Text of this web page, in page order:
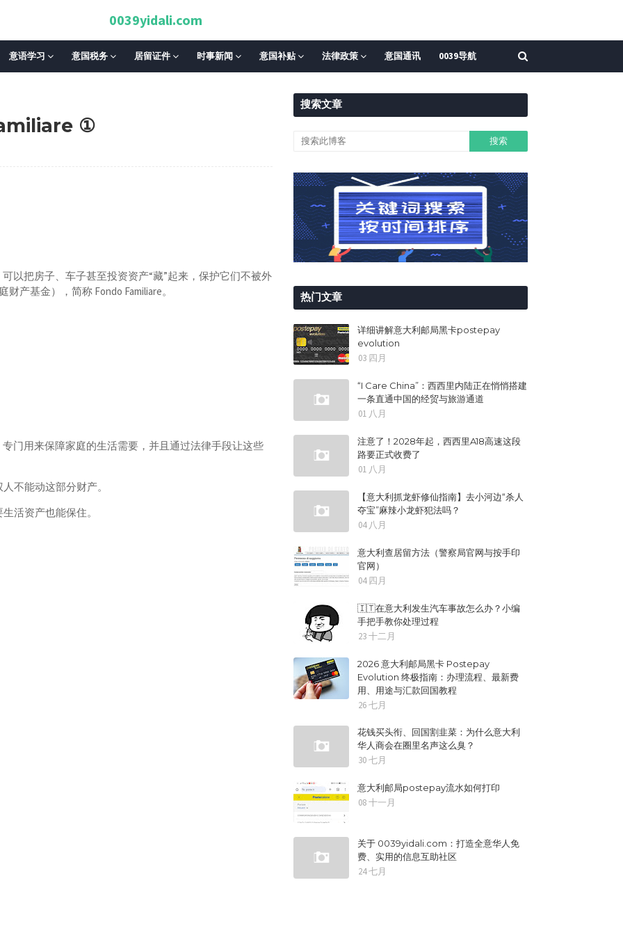
0039yidali.com
意语学习 意国税务 居留证件 时事新闻 意国补贴 法律政策 意国通讯 0039导航
①
以把房子、车子甚至投资资产“藏”起来，保护它们不被外
产基金），简称 Fondo Familiare。
门用来保障家庭的生活需要，并且通过法律手段让这些
不能动这部分财产。
活资产也能保住。
搜索文章
热门文章
详细讲解意大利邮局黑卡postepay
evolution
03 四月
“I Care China”：西西里内陆正在悄悄搭建
一条直通中国的经贸与旅游通道
01 八月
注意了！2028年起，西西里A18高速这段
路要正式收费了
01 八月
【意大利抓龙虾修仙指南】去小河边“杀人
夺宝”麻辣小龙虾犯法吗？
04 八月
意大利查居留方法（警察局官网与按手印
官网）
04 四月
🇮🇹在意大利发生汽车事故怎么办？小编
手把手教你处理过程
23 十二月
2026 意大利邮局黑卡 Postepay
Evolution 终极指南：办理流程、最新费
用、用途与汇款回国教程
26 七月
花钱买头衔、回国割韭菜：为什么意大利
华人商会在圈里名声这么臭？
30 七月
意大利邮局postepay流水如何打印
08 十一月
关于 0039yidali.com：打造全意华人免
费、实用的信息互助社区
24 七月